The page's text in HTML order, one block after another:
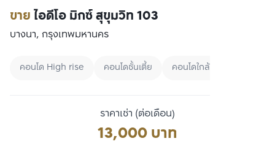
ขายไอดีโอ มิกซ์ สุขุมวิท 103
บางนา, กรุงเทพมหานคร
คอนโด High rise คอนโดชั้นเตี้ย คอนโดใกล้ MRT
ราคาเช่า (ต่อเดือน)
13,000 บาท